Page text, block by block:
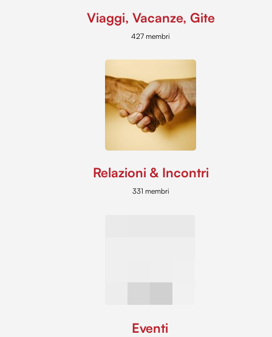
Viaggi, Vacanze, Gite
427 membri
Relazioni & Incontri
331 membri
Eventi